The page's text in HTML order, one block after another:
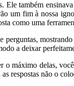
Ele também
um fim à nossa
como uma
a deixar
o máximo delas,
respostas não o